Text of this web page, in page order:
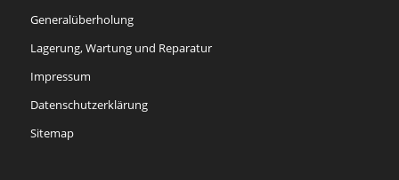
Generalüberholung
Lagerung, Wartung und Reparatur
Impressum
Datenschutzerklärung
Sitemap